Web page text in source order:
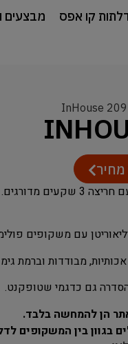
קו אפס מבצעים
InHouse 209
עם משקופים
אכותיות, מבודדות וברמת
גם כדגמי שטופקנט.
הן להמחשה בלבד.
בגוון בין המשקופים